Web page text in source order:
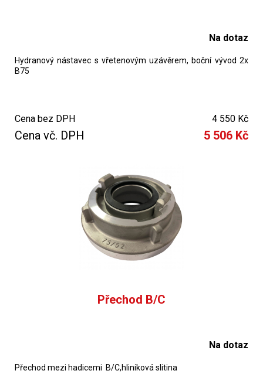
Na dotaz
Hydranový nástavec s vřetenovým uzávěrem, boční vývod 2x
B75
Cena bez DPH 4 550 Kč
Cena vč. DPH 5 506 Kč
Přechod B/C
Na dotaz
Přechod mezi hadicemi B/C,hliníková slitina